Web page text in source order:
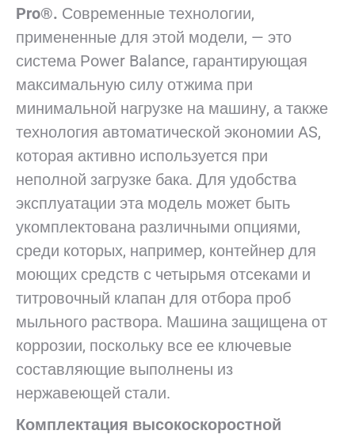
Pro®. Современные технологии,
примененные для этой модели, — это
система Power Balance, гарантирующая
максимальную силу отжима при
минимальной нагрузке на машину, а также
технология автоматической экономии AS,
которая активно используется при
неполной загрузке бака. Для удобства
эксплуатации эта модель может быть
укомплектована различными опциями,
среди которых, например, контейнер для
моющих средств с четырьмя отсеками и
титровочный клапан для отбора проб
мыльного раствора. Машина защищена от
коррозии, поскольку все ее ключевые
составляющие выполнены из
нержавеющей стали.
Комплектация высокоскоростной